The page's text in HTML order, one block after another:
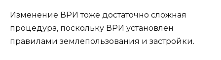
Изменение ВРИ тоже достаточно сложная
процедура, поскольку ВРИ установлен
правилами землепользования и застройки.